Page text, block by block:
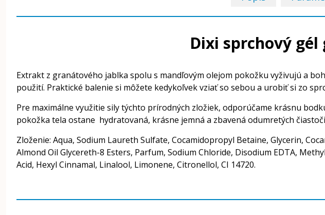
Dixi sprchový
Extrakt z granátového jablka spolu s mandľovým olejom pokožku vyživujú a
použití. Praktické balenie si môžete kedykoľvek vziať so sebou a urobiť si zo
Pre maximálne využitie sily týchto prírodných zložiek, odporúčame krásnu
pokožka tela ostane hydratovaná, krásne jemná a zbavená odumretých
Zloženie: Aqua, Sodium Laureth Sulfate, Cocamidopropyl Betaine, Glycerin,
Almond Oil Glycereth-8 Esters, Parfum, Sodium Chloride, Disodium EDTA,
Acid, Hexyl Cinnamal, Linalool, Limonene, Citronellol, CI 14720.